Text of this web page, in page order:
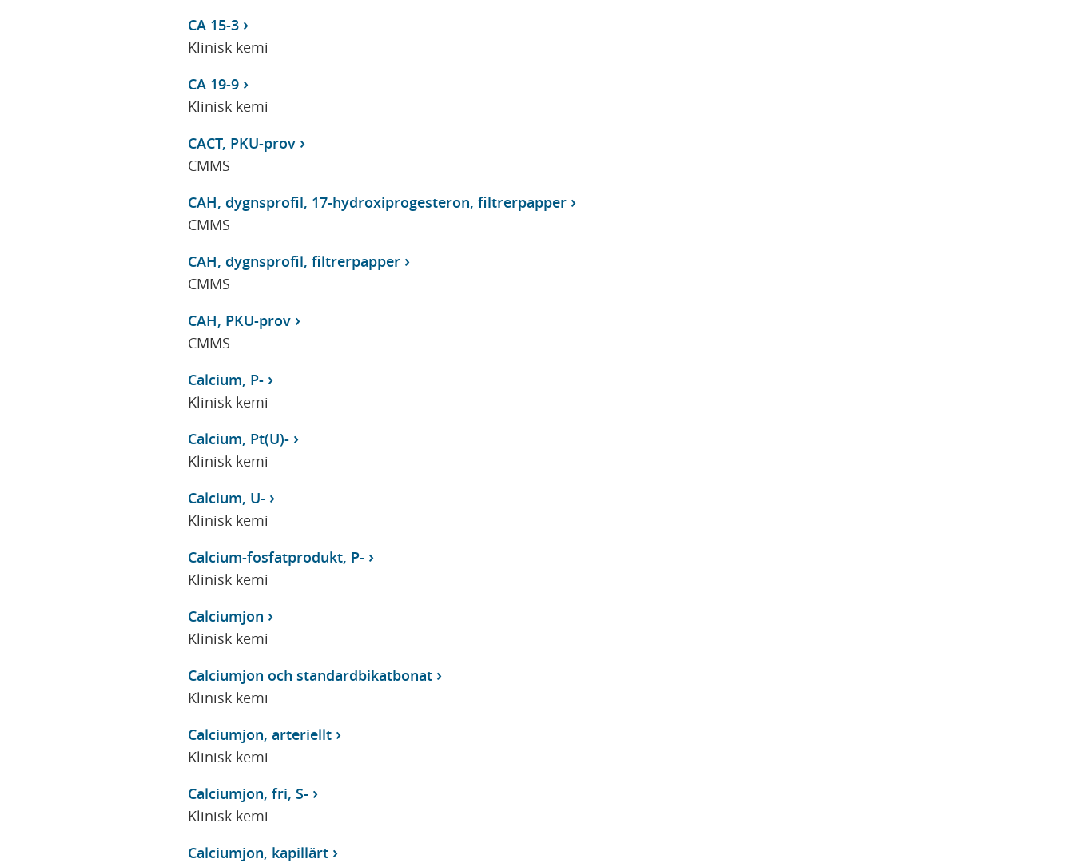
CA 15-3
Klinisk kemi
CA 19-9
Klinisk kemi
CACT, PKU-prov
CMMS
CAH, dygnsprofil, 17-hydroxiprogesteron, filtrerpapper
CMMS
CAH, dygnsprofil, filtrerpapper
CMMS
CAH, PKU-prov
CMMS
Calcium, P-
Klinisk kemi
Calcium, Pt(U)-
Klinisk kemi
Calcium, U-
Klinisk kemi
Calcium-fosfatprodukt, P-
Klinisk kemi
Calciumjon
Klinisk kemi
Calciumjon och standardbikatbonat
Klinisk kemi
Calciumjon, arteriellt
Klinisk kemi
Calciumjon, fri, S-
Klinisk kemi
Calciumjon, kapillärt